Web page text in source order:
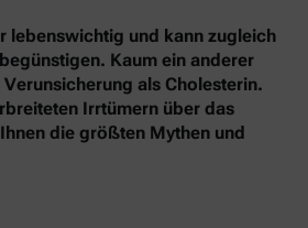
lebenswichtig und kann zugleich
Kaum ein anderer
als Cholesterin.
Irrtümern über das
die größten Mythen und